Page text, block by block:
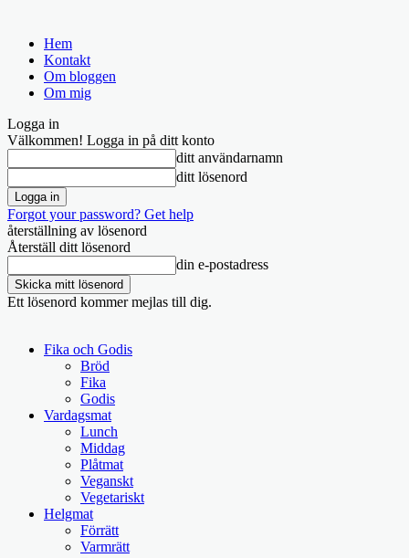
Hem
Kontakt
Om bloggen
Om mig
Logga in
Välkommen! Logga in på ditt konto
ditt användarnamn
ditt lösenord
Forgot your password? Get help
återställning av lösenord
Återställ ditt lösenord
din e-postadress
Ett lösenord kommer mejlas till dig.
Fika och Godis
Bröd
Fika
Godis
Vardagsmat
Lunch
Middag
Plåtmat
Veganskt
Vegetariskt
Helgmat
Förrätt
Varmrätt